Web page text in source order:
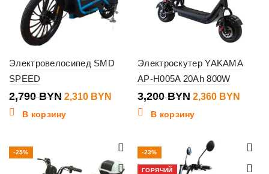
Электровелосипед SMD
SPEED
2,790BYN 2,310 BYN
В корзину
Электроскутер YAKAMA
AP-H005A 20Ah 800W
3,200BYN 2,360 BYN
В корзину
-25% -23%
ГОРЯЧИЙ